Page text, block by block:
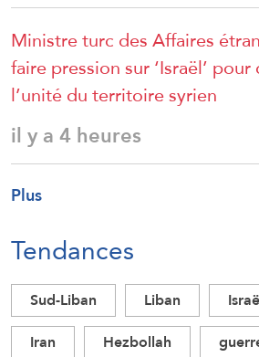
Ministre turc des Affaires
faire pression sur ‘Israël’
l’unité du territoire syrien
il y a 4 heures
Plus
Tendances
Sud-Liban Liban
Iran
Hezbollah